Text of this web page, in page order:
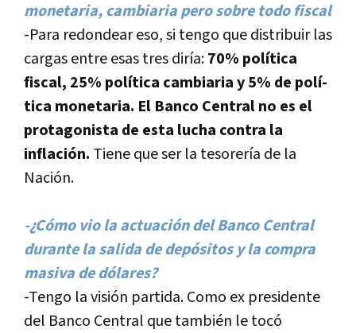
monetaria, cambiaria pero sobre todo fiscal
-Para redondear eso, si tengo que distribuir las
cargas entre esas tres dirí­a:70% polí­tica
fiscal, 25% polí­tica cambiaria y 5% de polí­
tica monetaria. El Banco Central no es el
protagonista de esta lucha contra la
inflación. Tiene que ser la tesorerí­a de la
Nación.
-¿Cómo vio la actuación del Banco Central
durante la salida de depósitos y la compra
masiva de dólares?
-Tengo la visión partida. Como ex presidente
del Banco Central que también le tocó